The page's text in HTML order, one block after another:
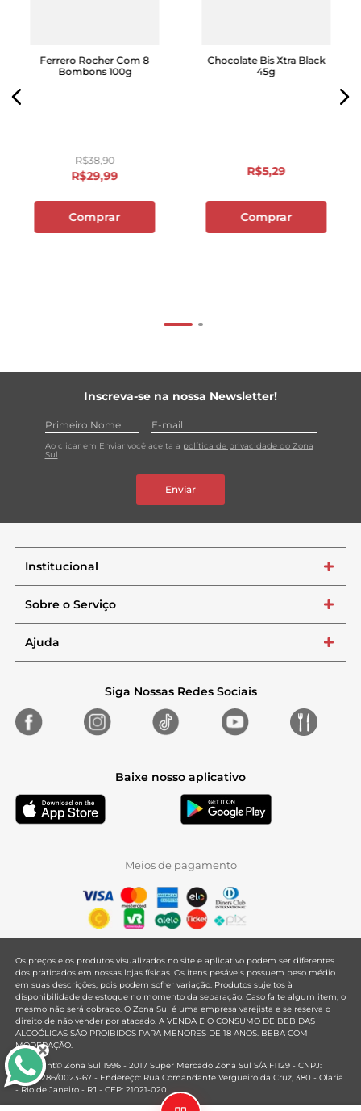
Ferrero Rocher Com 8
Bombons 100g
R$38,90
R$29,99
Comprar
Chocolate Bis Xtra Black
45g
R$5,29
Comprar
Inscreva-se na nossa Newsletter!
Ao clicar em Enviar você aceita a política de privacidade do Zona
Sul
Enviar
Institucional +
Sobre o Serviço +
Ajuda +
Siga Nossas Redes Sociais
Baixe nosso aplicativo
Meios de pagamento
Os preços e os produtos visualizados no site e aplicativo podem ser diferentes
dos praticados em nossas lojas físicas. Os itens pesáveis possuem peso médio
em suas descrições, pois podem sofrer variação. Produtos sujeitos à
disponibilidade de estoque no momento da separação. Caso falte algum item, o
mesmo não será cobrado. O Zona Sul é uma empresa varejista e se reserva o
direito de não vender por atacado. A VENDA E O CONSUMO DE BEBIDAS
ALCOÓLICAS SÃO PROIBIDOS PARA MENORES DE 18 ANOS. BEBA COM
MODERAÇÃO.
Copyright© Zona Sul 1996 - 2017 Super Mercado Zona Sul S/A F1129 - CNPJ:
33.381.286/0023-67 - Endereço: Rua Comandante Vergueiro da Cruz, 380 - Olaria
- Rio de Janeiro - RJ - CEP: 21021-020